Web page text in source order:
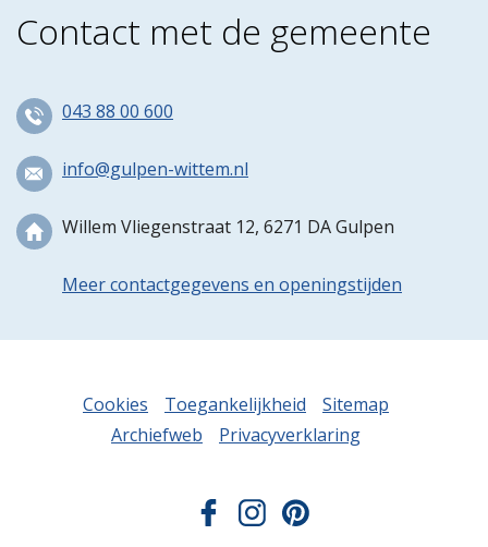
Contact met de gemeente
043 88 00 600
info@gulpen-wittem.nl
Willem Vliegenstraat 12, 6271 DA Gulpen
Meer contactgegevens en openingstijden
Cookies Toegankelijkheid
Sitemap
Archiefweb
Privacyverklaring